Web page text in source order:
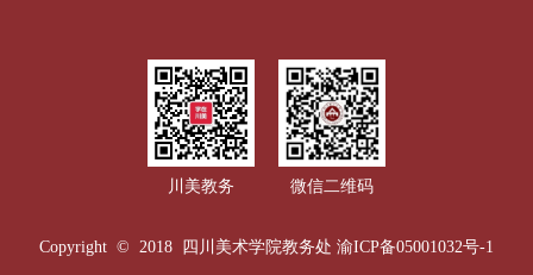
川美教务 微信二维码
Copyright © 2018 四川美术学院教务处 渝ICP备05001032号-1